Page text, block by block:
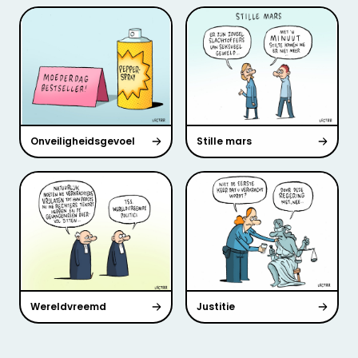
Onveiligheidsgevoel Stille mars
Wereldvreemd Justitie